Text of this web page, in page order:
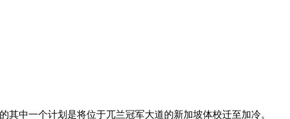
其中一个计划是将位于兀兰冠军大道的新加坡体校迁至加冷。